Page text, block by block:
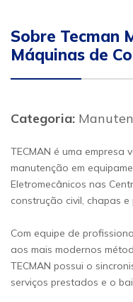
Sobre Tecman
Máquinas de
Categoria:
TECMAN é uma
manutenção em
Eletromecânicos nas
construção civil, chapas e
Com equipe de
aos mais modernos
TECMAN possui o
serviços prestados e o